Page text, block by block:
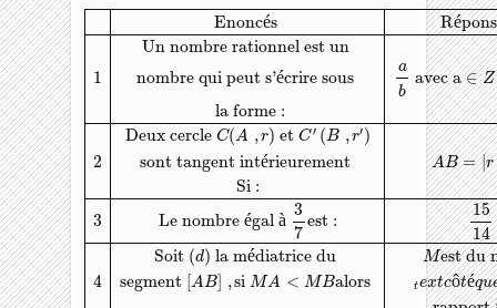
Enoncés Ré
Un nombre rationnel est un
1
nombre qui peut s'écrire sous
a
b
avec a ∈ Z
la forme :
Deux cercle C(A ,r) et C′ (B ,r′)
2
sont tangent intérieurement AB = |r
Si :
3
Le nombre égal à
3
7
est :
15
14
Soit (d) la médiatrice du Mest du
4
segment [A B] ,si M A < M Balors textcôtéqu
EnoncésRéponseARéponseBRéponseCUn nombre